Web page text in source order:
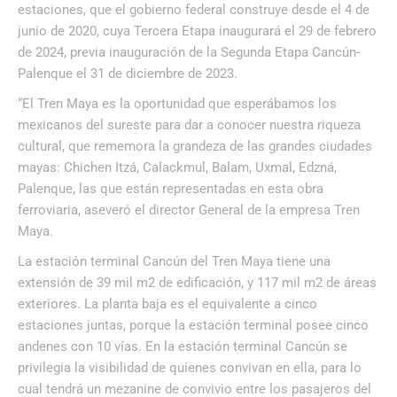
estaciones, que el gobierno federal construye desde el 4 de
junio de 2020, cuya Tercera Etapa inaugurará el 29 de febrero
de 2024, previa inauguración de la Segunda Etapa Cancún-
Palenque el 31 de diciembre de 2023.
“El Tren Maya es la oportunidad que esperábamos los
mexicanos del sureste para dar a conocer nuestra riqueza
cultural, que rememora la grandeza de las grandes ciudades
mayas: Chichen Itzá, Calackmul, Balam, Uxmal, Edzná,
Palenque, las que están representadas en esta obra
ferroviaria, aseveró el director General de la empresa Tren
Maya.
La estación terminal Cancún del Tren Maya tiene una
extensión de 39 mil m2 de edificación, y 117 mil m2 de áreas
exteriores. La planta baja es el equivalente a cinco
estaciones juntas, porque la estación terminal posee cinco
andenes con 10 vías. En la estación terminal Cancún se
privilegia la visibilidad de quienes convivan en ella, para lo
cual tendrá un mezanine de convivio entre los pasajeros del